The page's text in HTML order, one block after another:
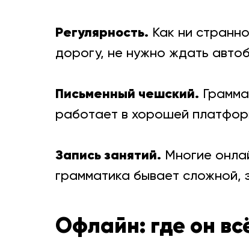
Регулярность. Как ни
дорогу, не нужно ждать
Письменный чешский.
работает в хорошей
Запись занятий. Многие
грамматика бывает сложной,
Офлайн: где он